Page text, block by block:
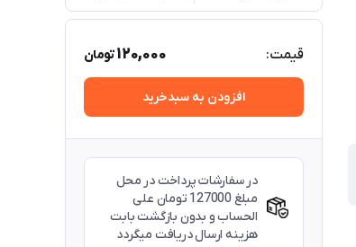
قیمت: 120,000تومان
افزودن به سبدخرید
در سفارشات پرداخت در محل
مبلغ 127000 تومان علی
الحساب و بدون بازگشت بابت
هزینه ارسال دریافت میگردد